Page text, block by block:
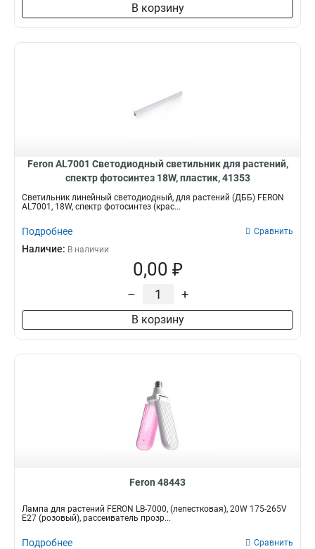
В корзину
Feron AL7001 Светодиодный светильник для растений,
спектр фотосинтез 18W, пластик, 41353
Светильник линейный светодиодный, для растений (ДББ) FERON
AL7001, 18W, спектр фотосинтез (крас...
Подробнее Сравнить
Наличие: В наличии
0,00 ₽
– +
В корзину
Feron 48443
Лампа для растений FERON LB-7000, (лепестковая), 20W 175-265V
E27 (розовый), рассеиватель прозр...
Подробнее Сравнить